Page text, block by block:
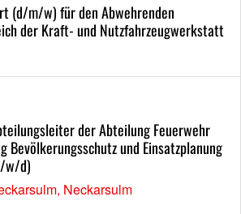
(d/m/w) für den Abwehrenden
der Kraft- und Nutzfahrzeugwerkstatt
der Abteilung Feuerwehr
Bevölkerungsschutz und Einsatzplanung
w/d)
Neckarsulm